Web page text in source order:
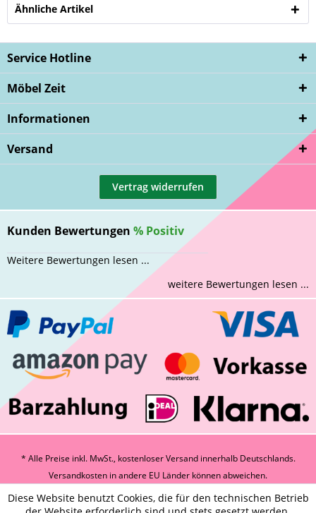
Ähnliche Artikel
Service Hotline
Möbel Zeit
Informationen
Versand
Vertrag widerrufen
Kunden Bewertungen % Positiv
Weitere Bewertungen lesen ...
weitere Bewertungen lesen ...
* Alle Preise inkl. MwSt., kostenloser Versand innerhalb Deutschlands.
Versandkosten in andere EU Länder können abweichen.
Diese Website benutzt Cookies, die für den technischen Betrieb